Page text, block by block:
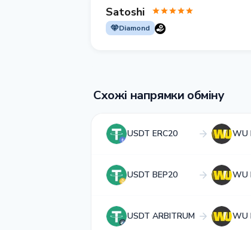
Satoshi
Diamond
Схожі напрямки обміну
USDT ERC20 WU
USDT BEP20 WU
USDT ARBITRUM WU